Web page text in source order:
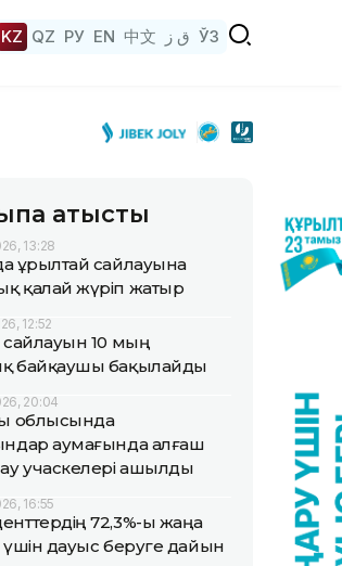
KZ QZ РУ EN 中文 ق ز ЎЗ
қатысты
13:28
Құрылтай сайлауына
қалай жүріп жатыр
12:52
сайлауын 10 мың
байқаушы бақылайды
20:04
облысында
аумағында алғаш
учаскелері ашылды
16:55
72,3%-ы жаңа
үшін дауыс беруге дайын